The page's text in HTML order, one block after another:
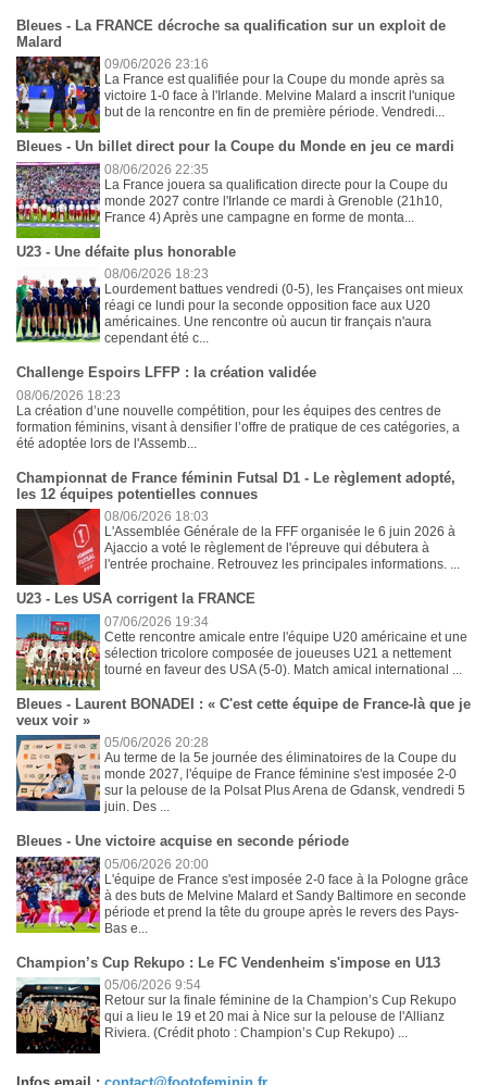
Bleues - La FRANCE décroche sa qualification sur un exploit de
Malard
09/06/2026 23:16
La France est qualifiée pour la Coupe du monde après sa
victoire 1-0 face à l'Irlande. Melvine Malard a inscrit l'unique
but de la rencontre en fin de première période. Vendredi...
Bleues - Un billet direct pour la Coupe du Monde en jeu ce mardi
08/06/2026 22:35
La France jouera sa qualification directe pour la Coupe du
monde 2027 contre l'Irlande ce mardi à Grenoble (21h10,
France 4) Après une campagne en forme de monta...
U23 - Une défaite plus honorable
08/06/2026 18:23
Lourdement battues vendredi (0-5), les Françaises ont mieux
réagi ce lundi pour la seconde opposition face aux U20
américaines. Une rencontre où aucun tir français n'aura
cependant été c...
Challenge Espoirs LFFP : la création validée
08/06/2026 18:23
La création d’une nouvelle compétition, pour les équipes des centres de
formation féminins, visant à densifier l’offre de pratique de ces catégories, a
été adoptée lors de l'Assemb...
Championnat de France féminin Futsal D1 - Le règlement adopté,
les 12 équipes potentielles connues
08/06/2026 18:03
L'Assemblée Générale de la FFF organisée le 6 juin 2026 à
Ajaccio a voté le règlement de l'épreuve qui débutera à
l'entrée prochaine. Retrouvez les principales informations. ...
U23 - Les USA corrigent la FRANCE
07/06/2026 19:34
Cette rencontre amicale entre l'équipe U20 américaine et une
sélection tricolore composée de joueuses U21 a nettement
tourné en faveur des USA (5-0). Match amical international ...
Bleues - Laurent BONADEI : « C'est cette équipe de France-là que je
veux voir »
05/06/2026 20:28
Au terme de la 5e journée des éliminatoires de la Coupe du
monde 2027, l'équipe de France féminine s'est imposée 2-0
sur la pelouse de la Polsat Plus Arena de Gdansk, vendredi 5
juin. Des ...
Bleues - Une victoire acquise en seconde période
05/06/2026 20:00
L'équipe de France s'est imposée 2-0 face à la Pologne grâce
à des buts de Melvine Malard et Sandy Baltimore en seconde
période et prend la tête du groupe après le revers des Pays-
Bas e...
Champion’s Cup Rekupo : Le FC Vendenheim s'impose en U13
05/06/2026 9:54
Retour sur la finale féminine de la Champion’s Cup Rekupo
qui a lieu le 19 et 20 mai à Nice sur la pelouse de l'Allianz
Riviera. (Crédit photo : Champion’s Cup Rekupo) ...